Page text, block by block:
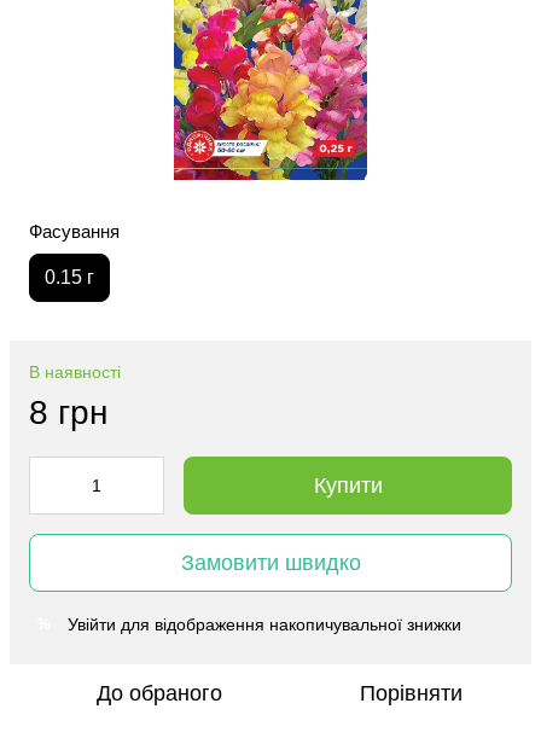
Фасування
0.15 г
В наявності
8 грн
Купити
Замовити швидко
Увійти для відображення накопичувальної знижки
До обраного Порівняти